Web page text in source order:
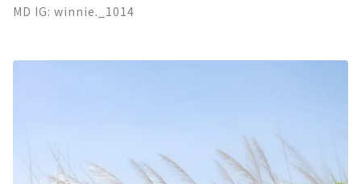
MD IG: winnie._1014